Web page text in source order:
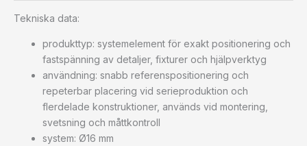
Tekniska data:
produkttyp: systemelement för exakt positionering och
fastspänning av detaljer, fixturer och hjälpverktyg
användning: snabb referenspositionering och
repeterbar placering vid serieproduktion och
flerdelade konstruktioner, används vid montering,
svetsning och måttkontroll
system: Ø16 mm